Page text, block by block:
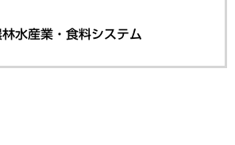
水産業・食料システム